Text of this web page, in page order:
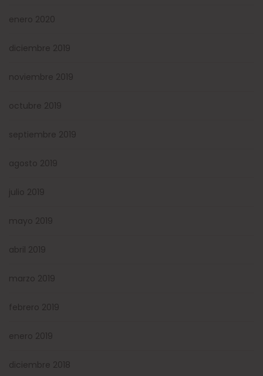
enero 2020
diciembre 2019
noviembre 2019
octubre 2019
septiembre 2019
agosto 2019
julio 2019
mayo 2019
abril 2019
marzo 2019
febrero 2019
enero 2019
diciembre 2018